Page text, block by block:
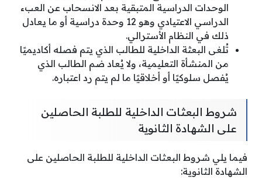
الوحدات الدراسية المتبقية بعد الانسحاب عن العبء
الدراسي الاعتيادي وهو 12 وحدة دراسية أو ما يعادل
ذلك في النظام الأسترالي.
تُلغى البعثة الداخلية للطالب الذي يتم فصله أكاديميًا
من المنشأة التعليمية، ولا يُعاد ضم الطالب الذي
يُفصل سلوكيًا أو أخلاقيًا ما لم يتم رد اعتباره.
شروط البعثات الداخلية للطلبة الحاصلين
على الشهادة الثانوية
فيما يلي شروط البعثات الداخلية للطلبة الحاصلين على
الشهادة الثانوية: